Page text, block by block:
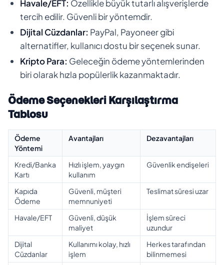
Havale/EFT: Özellikle büyük tutarlı alışverişlerde
tercih edilir. Güvenli bir yöntemdir.
Dijital Cüzdanlar: PayPal, Payoneer gibi
alternatifler, kullanıcı dostu bir seçenek sunar.
Kripto Para: Geleceğin ödeme yöntemlerinden
biri olarak hızla popülerlik kazanmaktadır.
Ödeme Seçenekleri Karşılaştırma
Tablosu
Ödeme
Yöntemi
Avantajları Dezavantajları
Kredi/Banka
Kartı
Hızlı işlem, yaygın
kullanım
Güvenlik endişeleri
Kapıda
Ödeme
Güvenli, müşteri
memnuniyeti
Teslimat süresi uzar
Havale/EFT
Güvenli, düşük
maliyet
İşlem süreci
uzundur
Dijital
Cüzdanlar
Kullanımı kolay, hızlı
işlem
Herkes tarafından
bilinmemesi